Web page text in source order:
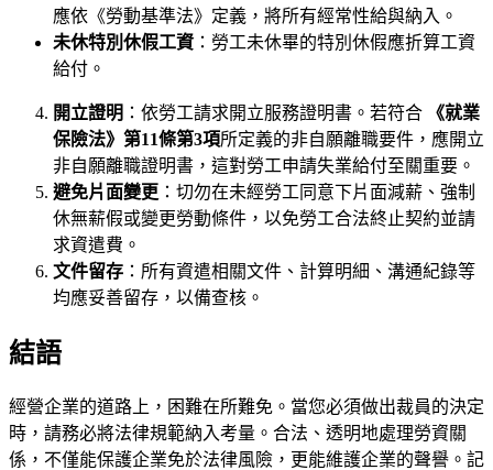
應依《勞動基準法》定義，將所有經常性給與納入。
未休特別休假工資：勞工未休畢的特別休假應折算工資
給付。
開立證明 ：依勞工請求開立服務證明書。若符合
《就業
保險法》第11條第3項所定義的非自願離職要件，應開立
非自願離職證明書，這對勞工申請失業給付至關重要。
避免片面變更 ：切勿在未經勞工同意下片面減薪、強制
休無薪假或變更勞動條件，以免勞工合法終止契約並請
求資遣費。
文件留存 ：所有資遣相關文件、計算明細、溝通紀錄等
均應妥善留存，以備查核。
結語
經營企業的道路上，困難在所難免。當您必須做出裁員的決定
時，請務必將法律規範納入考量。合法、透明地處理勞資關
係，不僅能保護企業免於法律風險，更能維護企業的聲譽。記